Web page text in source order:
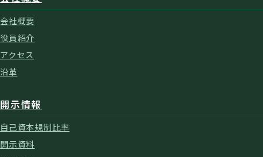
会社概要
役員紹介
アクセス
沿革
開示情報
自己資本規制比率
開示資料